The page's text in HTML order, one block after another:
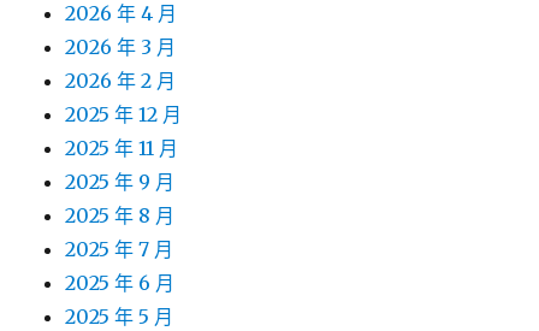
2026 年 4 月
2026 年 3 月
2026 年 2 月
2025 年 12 月
2025 年 11 月
2025 年 9 月
2025 年 8 月
2025 年 7 月
2025 年 6 月
2025 年 5 月